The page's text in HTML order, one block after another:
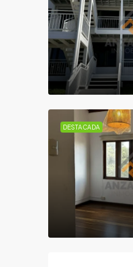
DESTACADA